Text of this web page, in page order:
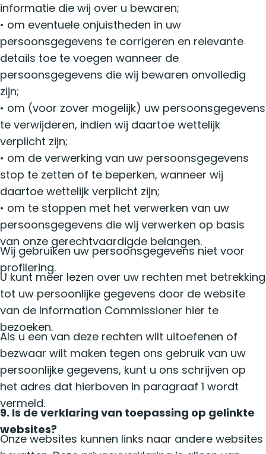
informatie die wij over u bewaren;
• om eventuele onjuistheden in uw
persoonsgegevens te corrigeren en relevante
details toe te voegen wanneer de
persoonsgegevens die wij bewaren onvolledig
zijn;
• om (voor zover mogelijk) uw persoonsgegevens
te verwijderen, indien wij daartoe wettelijk
verplicht zijn;
• om de verwerking van uw persoonsgegevens
stop te zetten of te beperken, wanneer wij
daartoe wettelijk verplicht zijn;
• om te stoppen met het verwerken van uw
persoonsgegevens die wij verwerken op basis
van onze gerechtvaardigde belangen.
Wij gebruiken uw persoonsgegevens niet voor
profilering.
U kunt meer lezen over uw rechten met betrekking
tot uw persoonlijke gegevens door de website
van de Information Commissioner hier te
bezoeken.
Als u een van deze rechten wilt uitoefenen of
bezwaar wilt maken tegen ons gebruik van uw
persoonlijke gegevens, kunt u ons schrijven op
het adres dat hierboven in paragraaf 1 wordt
vermeld.
9. Is de verklaring van toepassing op gelinkte
websites?
Onze websites kunnen links naar andere websites